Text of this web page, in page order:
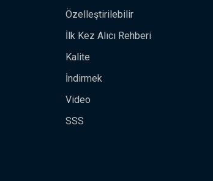
Özelleştirilebilir
İlk Kez Alıcı Rehberi
Kalite
İndirmek
Video
SSS